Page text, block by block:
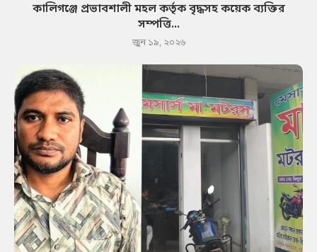
কালিগঞ্জে প্রভাবশালী মহল কর্তৃক বৃদ্ধসহ কয়েক ব্যক্তির
সম্পত্তি...
জুন ১৯, ২০২৬